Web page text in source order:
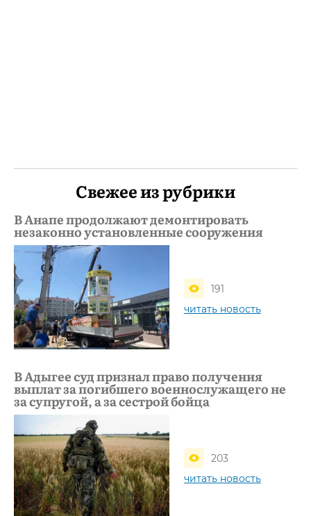
Свежее из рубрики
В Анапе продолжают демонтировать
незаконно установленные сооружения
191
читать новость
В Адыгее суд признал право получения
выплат за погибшего военнослужащего не
за супругой, а за сестрой бойца
203
читать новость